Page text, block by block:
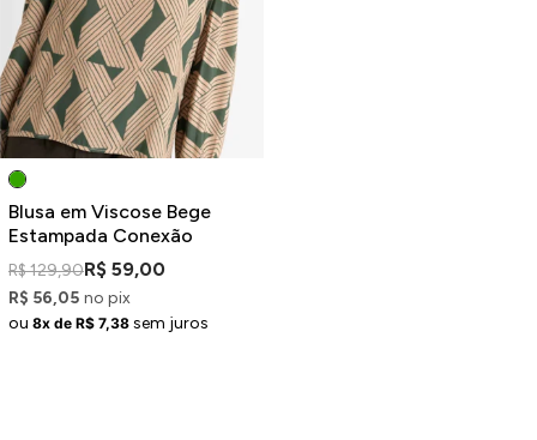
Blusa em Viscose Bege
Estampada Conexão
R$ 129,90R$ 59,00
R$ 56,05 no pix
ou 8x de R$ 7,38 sem juros